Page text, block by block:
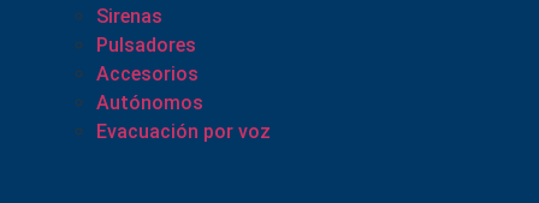
Sirenas
Pulsadores
Accesorios
Autónomos
Evacuación por voz